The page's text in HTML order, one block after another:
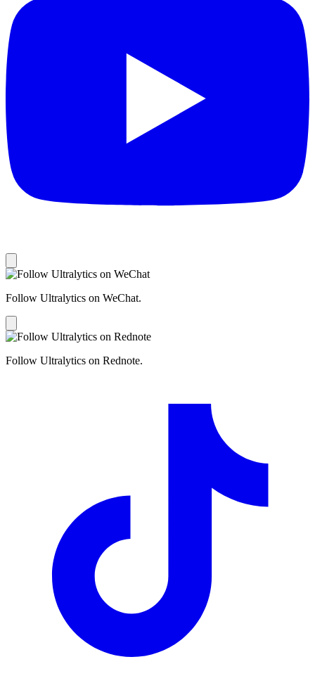
Follow Ultralytics on WeChat.
Follow Ultralytics on Rednote.